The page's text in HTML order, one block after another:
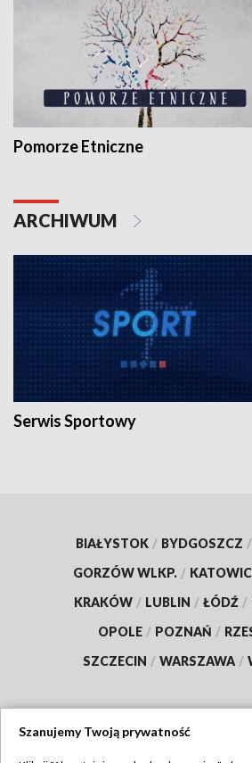
Pomorze Etniczne
ARCHIWUM
Serwis Sportowy
BIAŁYSTOK / BYDGOSZCZ /
GORZÓW WLKP. /
KRAKÓW / LUBLIN / ŁÓDŹ /
OPOLE / POZNAŃ /
SZCZECIN / WARSZAWA /
Szanujemy Twoją prywatność